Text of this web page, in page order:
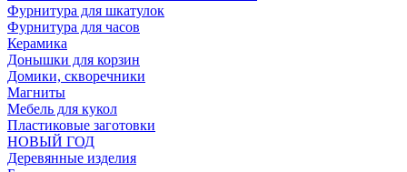
Фурнитура для шкатулок
Фурнитура для часов
Керамика
Донышки для корзин
Домики, скворечники
Магниты
Мебель для кукол
Пластиковые заготовки
НОВЫЙ ГОД
Деревянные изделия